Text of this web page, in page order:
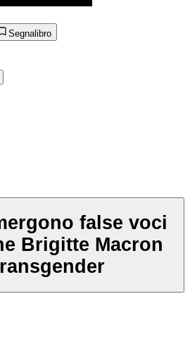
Segnalibro
false voci
Brigitte Macron